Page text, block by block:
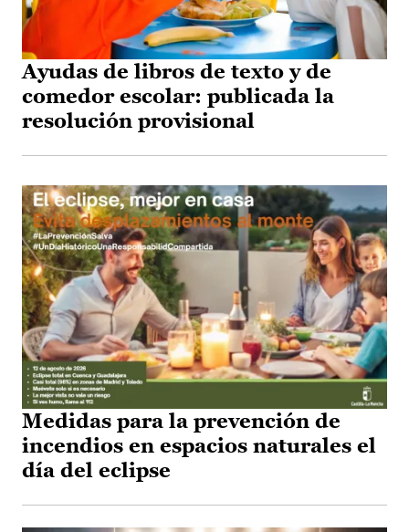
Ayudas de libros de texto y de
comedor escolar: publicada la
resolución provisional
Medidas para la prevención de
incendios en espacios naturales el
día del eclipse